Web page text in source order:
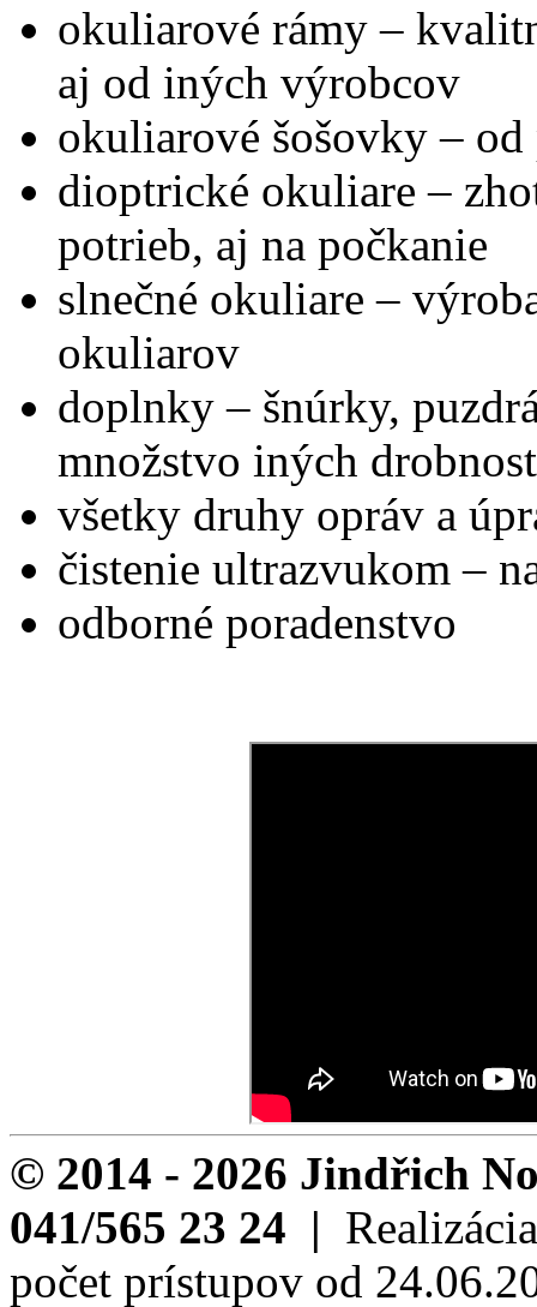
okuliarové rámy –
aj od iných výrobcov
okuliarové šošovky –
dioptrické okuliare –
potrieb, aj na počkanie
slnečné okuliare –
okuliarov
doplnky – šnúrky,
množstvo iných
všetky druhy opráv a
čistenie ultrazvukom –
odborné poradenstvo
© 2014 - 2026 Jindřich
041/565 23 24 |
počet prístupov od